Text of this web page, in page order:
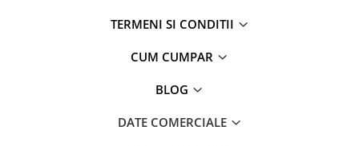
TERMENI SI CONDITII
CUM CUMPAR
BLOG
DATE COMERCIALE